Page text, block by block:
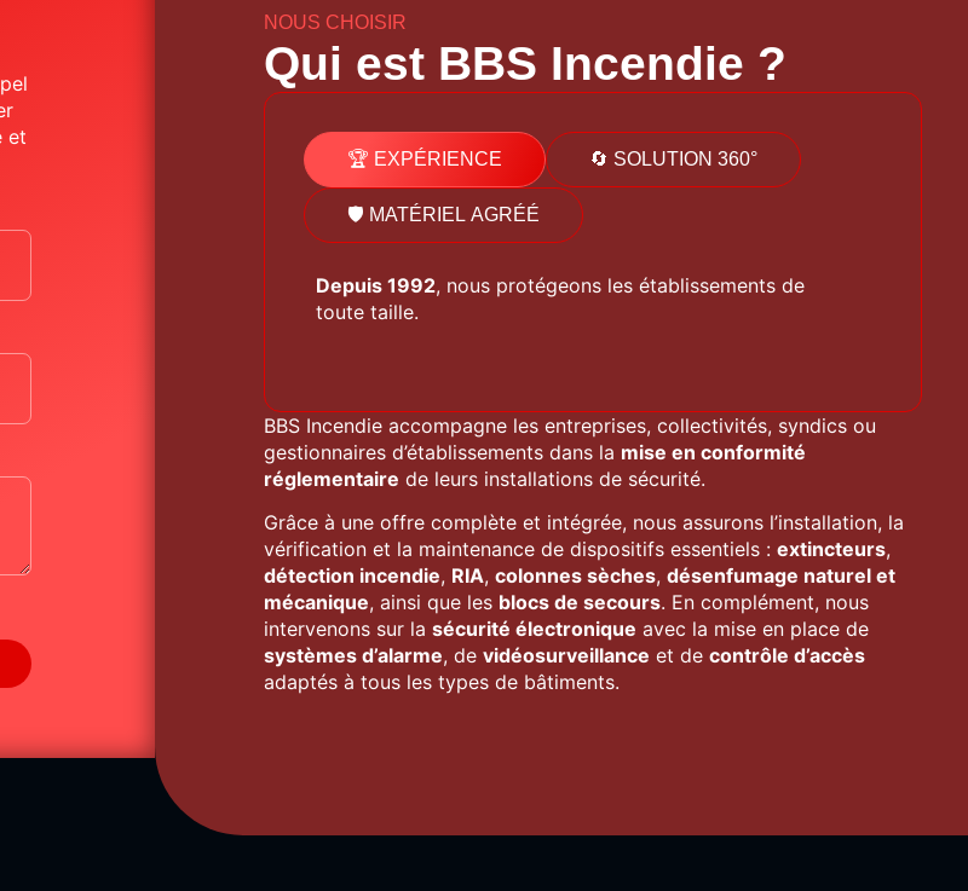
et
NOUS CHOISIR
Qui est BBS Incendie ?
🏆 EXPÉRIENCE 🔄 SOLUTION 360°
🛡️ MATÉRIEL AGRÉÉ
Depuis 1992, nous protégeons les établissements de
toute taille.
BBS Incendie accompagne les entreprises, collectivités, syndics ou
gestionnaires d’établissements dans la mise en conformité
réglementaire de leurs installations de sécurité.
Grâce à une offre complète et intégrée, nous assurons l’installation, la
vérification et la maintenance de dispositifs essentiels : extincteurs,
détection incendie, RIA, colonnes sèches, désenfumage naturel et
mécanique, ainsi que les blocs de secours. En complément, nous
intervenons sur la sécurité électronique avec la mise en place de
systèmes d’alarme, de vidéosurveillance et de contrôle d’accès
adaptés à tous les types de bâtiments.